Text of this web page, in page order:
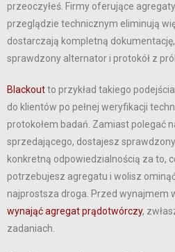
przeoczyłeś. Firmy oferujące
przeglądzie technicznym eliminują
dostarczają kompletną
sprawdzony alternator i protokół z
Blackoutto przykład takiego
do klientów po pełnej weryfikacji
protokołem badań. Zamiast polegać
sprzedającego, dostajesz
konkretną odpowiedzialnością za to,
potrzebujesz agregatu i wolisz
najprostsza droga. Przed wynajmem
wynająć agregat prądotwórczy,
zadaniach.